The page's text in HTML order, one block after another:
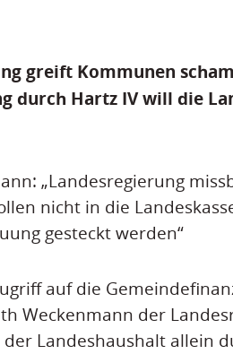
greift Kommunen
durch Hartz IV will die
„Landesregierung
nicht in die
gesteckt werden“
auf die
Weckenmann der
Landeshaushalt allein